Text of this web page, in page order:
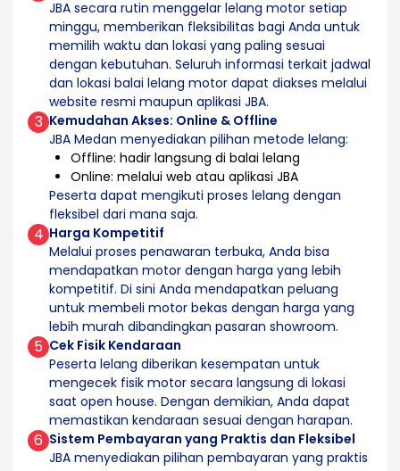
JBA secara rutin menggelar lelang motor setiap
minggu, memberikan fleksibilitas bagi Anda untuk
memilih waktu dan lokasi yang paling sesuai
dengan kebutuhan. Seluruh informasi terkait jadwal
dan lokasi balai lelang motor dapat diakses melalui
website resmi maupun aplikasi JBA.
3 Kemudahan Akses: Online & Offline
JBA Medan menyediakan pilihan metode lelang:
Offline: hadir langsung di balai lelang
Online: melalui web atau aplikasi JBA
Peserta dapat mengikuti proses lelang dengan
fleksibel dari mana saja.
4 Harga Kompetitif
Melalui proses penawaran terbuka, Anda bisa
mendapatkan motor dengan harga yang lebih
kompetitif. Di sini Anda mendapatkan peluang
untuk membeli motor bekas dengan harga yang
lebih murah dibandingkan pasaran showroom.
5 Cek Fisik Kendaraan
Peserta lelang diberikan kesempatan untuk
mengecek fisik motor secara langsung di lokasi
saat open house. Dengan demikian, Anda dapat
memastikan kendaraan sesuai dengan harapan.
6 Sistem Pembayaran yang Praktis dan Fleksibel
JBA menyediakan pilihan pembayaran yang praktis